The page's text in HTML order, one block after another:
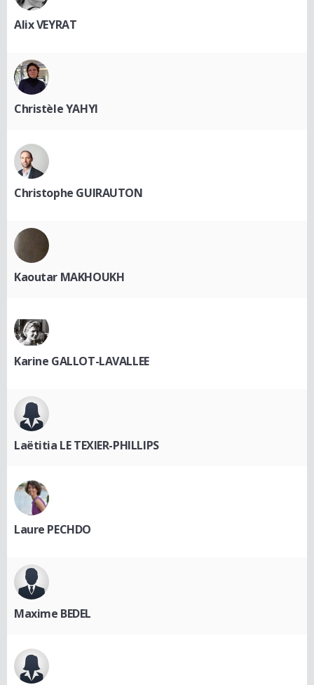
Alix VEYRAT
Christèle YAHYI
Christophe GUIRAUTON
Kaoutar MAKHOUKH
Karine GALLOT-LAVALLEE
Laëtitia LE TEXIER-PHILLIPS
Laure PECHDO
Maxime BEDEL